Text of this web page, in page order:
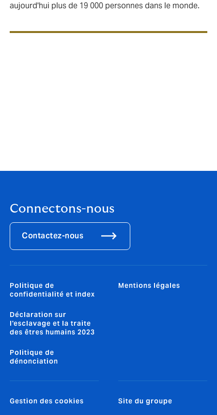
aujourd'hui plus de 19 000 personnes dans le monde.
Connectons-nous
Contactez-nous
Politique de
confidentialité et index
Déclaration sur
l'esclavage et la traite
des êtres humains 2023
Politique de
dénonciation
Mentions légales
Gestion des cookies Site du groupe